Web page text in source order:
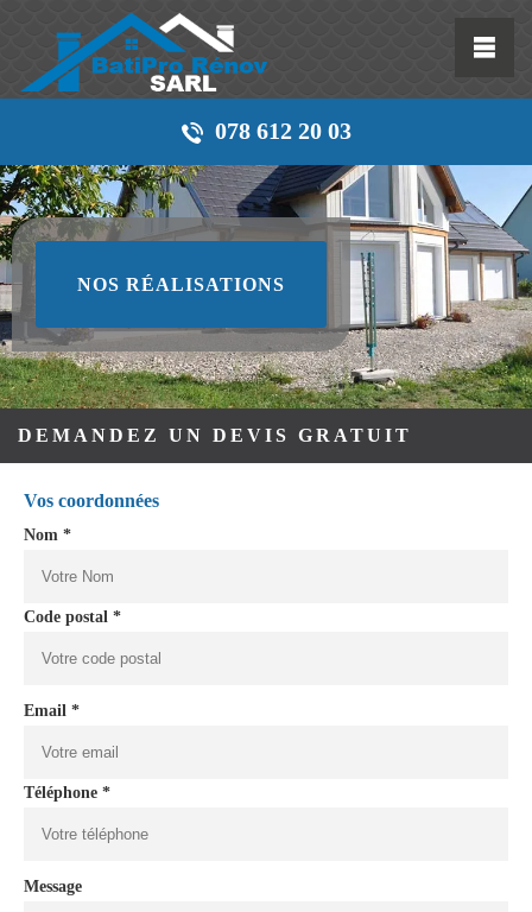
078 612 20 03
NOS RÉALISATIONS
DEMANDEZ UN DEVIS GRATUIT
Vos coordonnées
Nom *
Code postal *
Email *
Téléphone *
Message